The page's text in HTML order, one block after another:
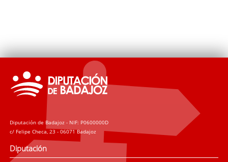
Diputación de Badajoz - NIF: P0600000D
c/ Felipe Checa, 23 - 06071 Badajoz
Diputación